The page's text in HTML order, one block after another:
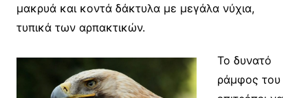
μακρυά και κοντά δάκτυλα με μεγάλα νύχια,
τυπικά των αρπακτικών.
Το δυνατό
ράμφος του